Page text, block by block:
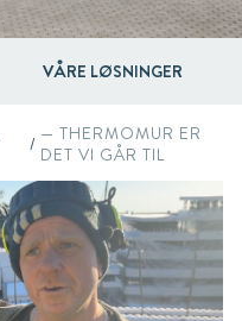
VÅRE LØSNINGER
/ — THERMOMUR ER
DET VI GÅR TIL